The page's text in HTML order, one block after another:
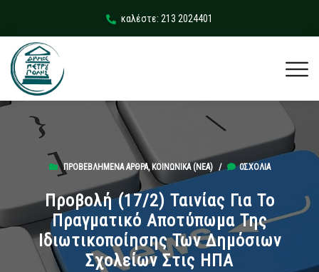
καλέστε: 213 2024401
ΠΡΟΒΕΒΛΗΜΈΝΑ ΆΡΘΡΑ, ΚΟΙΝΩΝΙΚΆ (ΝΕΑ)/ 0ΣΧΌΛΙΑ
Προβολή (17/2) Ταινίας Για Το
Πραγματικό Αποτύπωμα Της
Ιδιωτικοποίησης Των Δημόσιων
Σχολείων Στις ΗΠΑ